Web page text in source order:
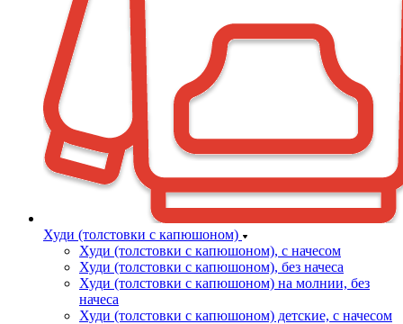
Худи (толстовки с капюшоном)
Худи (толстовки c капюшоном), с начесом
Худи (толстовки c капюшоном), без начеса
Худи (толстовки с капюшоном) на молнии, без
начеса
Худи (толстовки c капюшоном) детские, с начесом